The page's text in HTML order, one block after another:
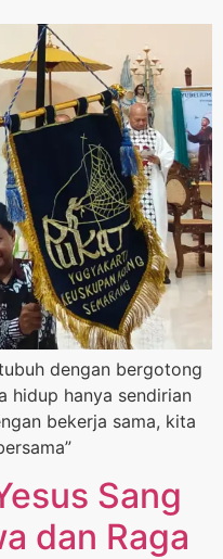
dengan bergotong
hidup hanya sendirian
bekerja sama, kita
Sang
dan Raga